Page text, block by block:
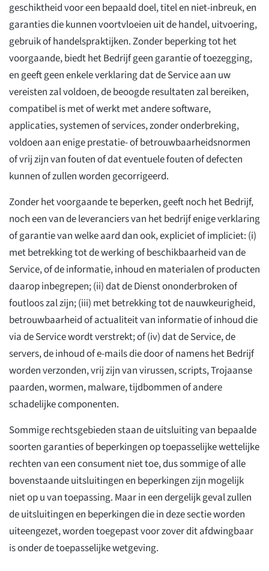
geschiktheid voor een bepaald doel, titel en niet-inbreuk, en
garanties die kunnen voortvloeien uit de handel, uitvoering,
gebruik of handelspraktijken. Zonder beperking tot het
voorgaande, biedt het Bedrijf geen garantie of toezegging,
en geeft geen enkele verklaring dat de Service aan uw
vereisten zal voldoen, de beoogde resultaten zal bereiken,
compatibel is met of werkt met andere software,
applicaties, systemen of services, zonder onderbreking,
voldoen aan enige prestatie- of betrouwbaarheidsnormen
of vrij zijn van fouten of dat eventuele fouten of defecten
kunnen of zullen worden gecorrigeerd.
Zonder het voorgaande te beperken, geeft noch het Bedrijf,
noch een van de leveranciers van het bedrijf enige verklaring
of garantie van welke aard dan ook, expliciet of impliciet: (i)
met betrekking tot de werking of beschikbaarheid van de
Service, of de informatie, inhoud en materialen of producten
daarop inbegrepen; (ii) dat de Dienst ononderbroken of
foutloos zal zijn; (iii) met betrekking tot de nauwkeurigheid,
betrouwbaarheid of actualiteit van informatie of inhoud die
via de Service wordt verstrekt; of (iv) dat de Service, de
servers, de inhoud of e-mails die door of namens het Bedrijf
worden verzonden, vrij zijn van virussen, scripts, Trojaanse
paarden, wormen, malware, tijdbommen of andere
schadelijke componenten.
Sommige rechtsgebieden staan de uitsluiting van bepaalde
soorten garanties of beperkingen op toepasselijke wettelijke
rechten van een consument niet toe, dus sommige of alle
bovenstaande uitsluitingen en beperkingen zijn mogelijk
niet op u van toepassing. Maar in een dergelijk geval zullen
de uitsluitingen en beperkingen die in deze sectie worden
uiteengezet, worden toegepast voor zover dit afdwingbaar
is onder de toepasselijke wetgeving.